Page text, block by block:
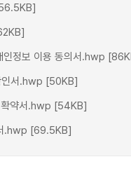
인정보 이용 동의서.hwp
인서.hwp [50KB]
확약서.hwp [54KB]
.hwp [69.5KB]